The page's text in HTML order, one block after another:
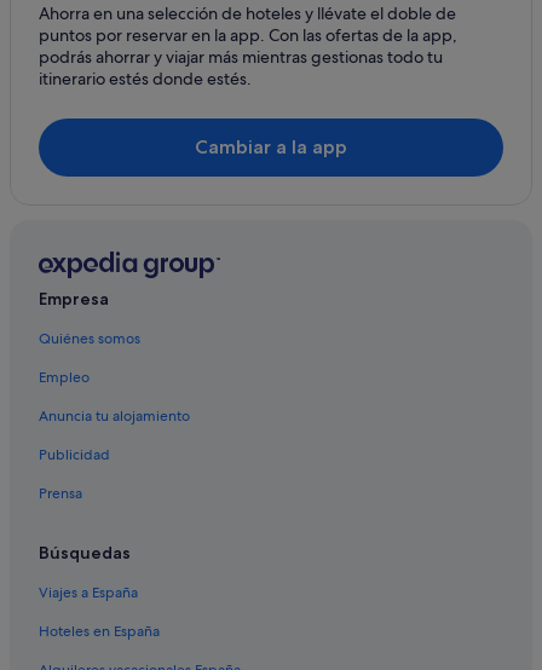
Insotel hoteles en Cala Santany
Hoteles con gimnasio en Santanyí
Apartamentos en Cala Santany
Hoteles de 5 estrellas en Cala Santany
Independent hoteles en Cala Santany
Albergues en Santanyí
Hoteles para familias en Cala Santany
Hoteles Globales en Cala s'Almunia
Hoteles cerca de Islote de roca Es Pontàs
Ahorra en una selección de hoteles y llévate el doble de
puntos por reservar en la app. Con las ofertas de la app,
podrás ahorrar y viajar más mientras gestionas todo tu
itinerario estés donde estés.
Cambiar a la app
Empresa
Quiénes somos
Empleo
Anuncia tu alojamiento
Publicidad
Prensa
Búsquedas
Viajes a España
Hoteles en España